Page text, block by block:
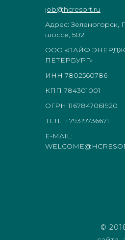
job@hcresort.ru
Адрес: Зеленогорск,
шоссе, 502
ООО «ЛАЙФ
ПЕТЕРБУРГ»
ИНН 7802560786
КПП 784301001
ОГРН 1167847061920
ТЕЛ.: +79319736671
E-MAIL:
©